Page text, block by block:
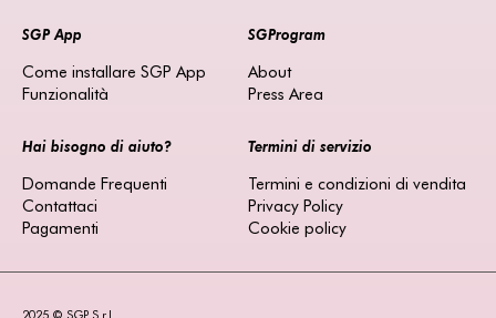
SGP App
Come installare SGP App
Funzionalità
SGProgram
About
Press Area
Hai bisogno di aiuto?
Domande Frequenti
Contattaci
Pagamenti
Termini di servizio
Termini e condizioni di vendita
Privacy Policy
Cookie policy
2025 © SGP S.r.l.